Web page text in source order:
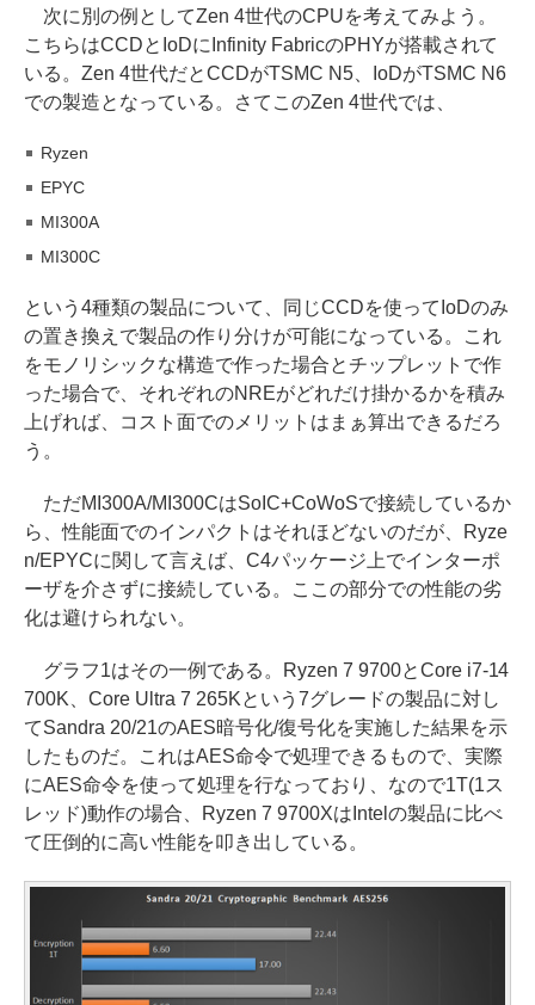
次に別の例としてZen 4世代のCPUを考えてみよう。
こちらはCCDとIoDにInfinity FabricのPHYが搭載されて
いる。Zen 4世代だとCCDがTSMC N5、IoDがTSMC N6
での製造となっている。さてこのZen 4世代では、
Ryzen
EPYC
MI300A
MI300C
という4種類の製品について、同じCCDを使ってIoDのみ
の置き換えで製品の作り分けが可能になっている。これ
をモノリシックな構造で作った場合とチップレットで作
った場合で、それぞれのNREがどれだけ掛かるかを積み
上げれば、コスト面でのメリットはまぁ算出できるだろ
う。
ただMI300A/MI300CはSoIC+CoWoSで接続しているか
ら、性能面でのインパクトはそれほどないのだが、Ryze
n/EPYCに関して言えば、C4パッケージ上でインターポ
ーザを介さずに接続している。ここの部分での性能の劣
化は避けられない。
グラフ1はその一例である。Ryzen 7 9700とCore i7-14
700K、Core Ultra 7 265Kという7グレードの製品に対し
てSandra 20/21のAES暗号化/復号化を実施した結果を示
したものだ。これはAES命令で処理できるもので、実際
にAES命令を使って処理を行なっており、なので1T(1ス
レッド)動作の場合、Ryzen 7 9700XはIntelの製品に比べ
て圧倒的に高い性能を叩き出している。